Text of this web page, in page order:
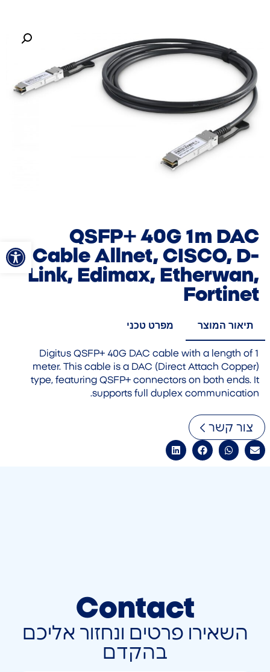
פתח
QSFP+ 40G 1m DAC
Cable Allnet, CISCO, D-
Link, Edimax, Etherwan,
Fortinet
תיאור המוצר מפרט טכני
Digitus QSFP+ 40G DAC cable with a length of 1
meter. This cable is a DAC (Direct Attach Copper)
type, featuring QSFP+ connectors on both ends. It
supports full duplex communication.
צור קשר
Contact
השאירו פרטים ונחזור אליכם
בהקדם